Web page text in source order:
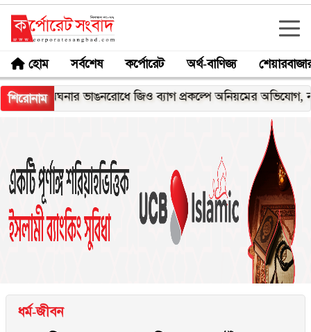
হোম সর্বশেষ কর্পোরেট অর্থ-বাণিজ্য
শিরোনাম
মেঘনার ভাঙনরোধে জিও ব্যাগ প্রকল্পে অনিয়মের অভিযোগ, নদীরকূলে
ধর্ম-জীবন